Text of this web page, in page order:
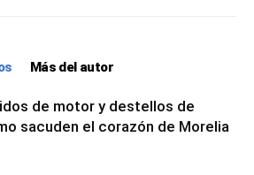
Más del autor
de motor y destellos de
sacuden el corazón de Morelia